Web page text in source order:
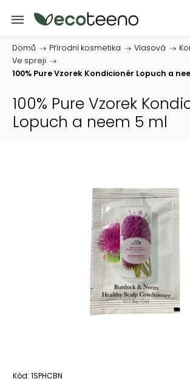
Domů / Přírodní kosmetika / Vlasová /
Ve spreji /
100% Pure Vzorek Kondicionér Lopuch a
100% Pure Vzorek
Lopuch a neem 5 ml
Kód: 1SPHCBN